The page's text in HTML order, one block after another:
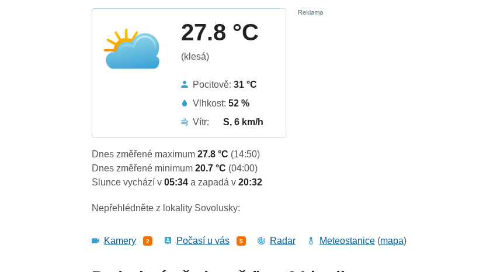
27.8 °C
(klesá)
Pocitově:31 °C
Vlhkost:52 %
Vítr:
S, 6 km/h
Dnes změřené maximum27.8 °C (14:50)
Dnes změřené minimum20.7 °C (04:00)
Slunce vychází v05:34a zapadá v20:32
Nepřehlédněte z lokality Sovolusky:
Kamery 2 Počasí u vás 5 Radar Meteostanice (mapa)